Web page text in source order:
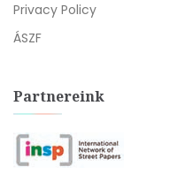
Privacy Policy
ÁSZF
Partnereink